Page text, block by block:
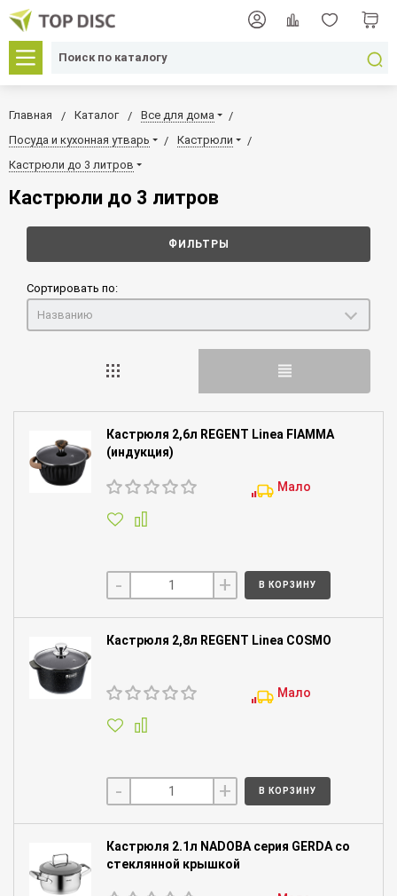
Главная Каталог
Все для дома
Посуда и кухонная утварь
Кастрюли
Кастрюли до 3 литров
Кастрюли до 3 литров
ФИЛЬТРЫ
Сортировать по:
Названию
Кастрюля 2,6л REGENT Linea FIAMMA
(индукция)
Мало
- + В КОРЗИНУ
Кастрюля 2,8л REGENT Linea COSMO
Мало
- + В КОРЗИНУ
Кастрюля 2.1л NADOBA серия GERDA со
стеклянной крышкой